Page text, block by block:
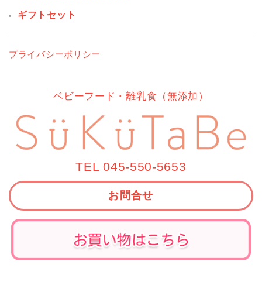
ギフトセット
プライバシーポリシー
ベビーフード・離乳食（無添加）
TEL 045-550-5653
お問合せ